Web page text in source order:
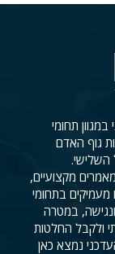
תחומי
גוף האדם
השלישי.
מקצועיים,
מעמיקים בתחומי
במטרה
ולקבל החלטות
נמצא כאן